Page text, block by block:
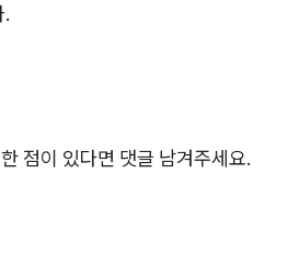
.
점이 있다면 댓글 남겨주세요.